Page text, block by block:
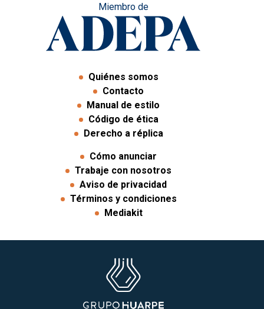
Miembro de
Quiénes somos
Contacto
Manual de estilo
Código de ética
Derecho a réplica
Cómo anunciar
Trabaje con nosotros
Aviso de privacidad
Términos y condiciones
Mediakit